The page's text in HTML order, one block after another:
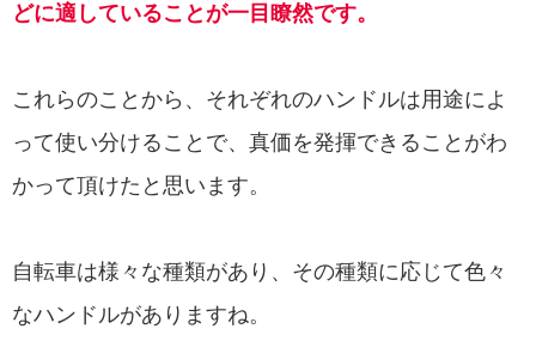
どに適していることが一目瞭然です。
これらのことから、それぞれのハンドルは用途によ
って使い分けることで、真価を発揮できることがわ
かって頂けたと思います。
自転車は様々な種類があり、その種類に応じて色々
なハンドルがありますね。